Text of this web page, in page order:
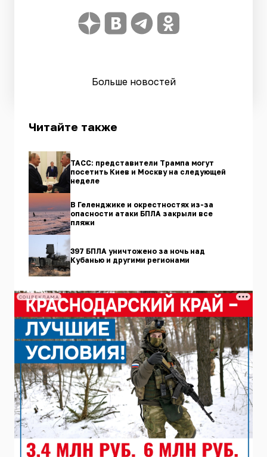
Больше новостей
Читайте также
ТАСС: представители Трампа могут
посетить Киев и Москву на следующей
неделе
В Геленджике и окрестностях из-за
опасности атаки БПЛА закрыли все
пляжи
397 БПЛА уничтожено за ночь над
Кубанью и другими регионами
СОЦРЕКЛАМА